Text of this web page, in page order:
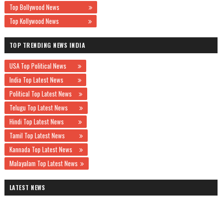
Top Bollywood News
Top Kollywood News
TOP TRENDING NEWS INDIA
USA Top Political News
India Top Latest News
Political Top Latest News
Telugu Top Latest News
Hindi Top Latest News
Tamil Top Latest News
Kannada Top Latest News
Malayalam Top Latest News
LATEST NEWS